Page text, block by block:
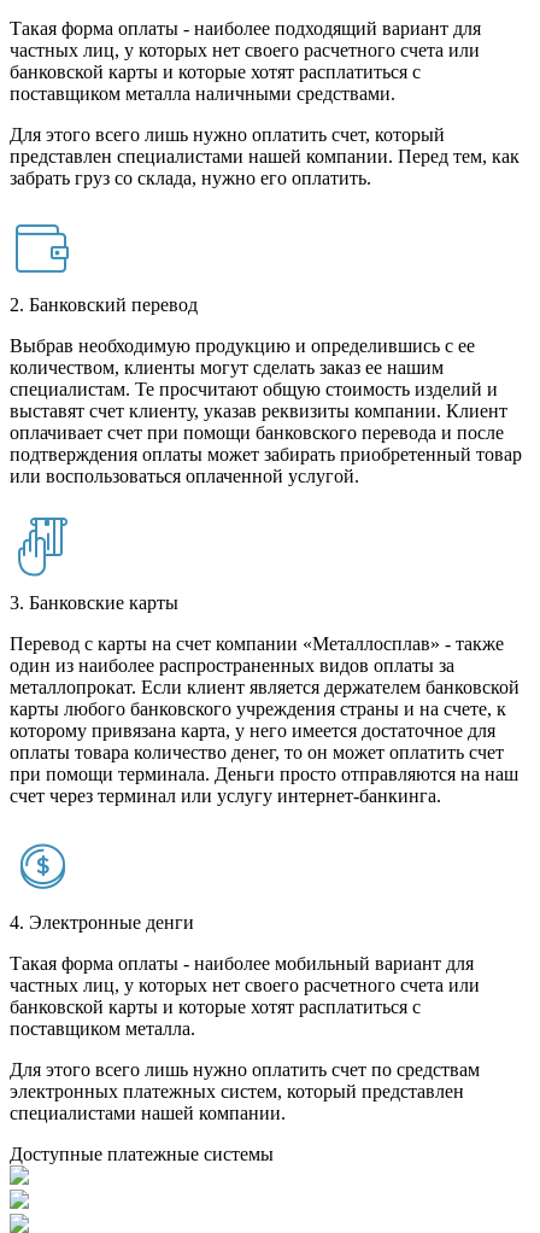
Такая форма оплаты - наиболее подходящий вариант для
частных лиц, у которых нет своего расчетного счета или
банковской карты и которые хотят расплатиться с
поставщиком металла наличными средствами.
Для этого всего лишь нужно оплатить счет, который
представлен специалистами нашей компании. Перед тем, как
забрать груз со склада, нужно его оплатить.
2. Банковский перевод
Выбрав необходимую продукцию и определившись с ее
количеством, клиенты могут сделать заказ ее нашим
специалистам. Те просчитают общую стоимость изделий и
выставят счет клиенту, указав реквизиты компании. Клиент
оплачивает счет при помощи банковского перевода и после
подтверждения оплаты может забирать приобретенный товар
или воспользоваться оплаченной услугой.
3. Банковские карты
Перевод с карты на счет компании «Металлосплав» - также
один из наиболее распространенных видов оплаты за
металлопрокат. Если клиент является держателем банковской
карты любого банковского учреждения страны и на счете, к
которому привязана карта, у него имеется достаточное для
оплаты товара количество денег, то он может оплатить счет
при помощи терминала. Деньги просто отправляются на наш
счет через терминал или услугу интернет-банкинга.
4. Электронные денги
Такая форма оплаты - наиболее мобильный вариант для
частных лиц, у которых нет своего расчетного счета или
банковской карты и которые хотят расплатиться с
поставщиком металла.
Для этого всего лишь нужно оплатить счет по средствам
электронных платежных систем, который представлен
специалистами нашей компании.
Доступные платежные системы